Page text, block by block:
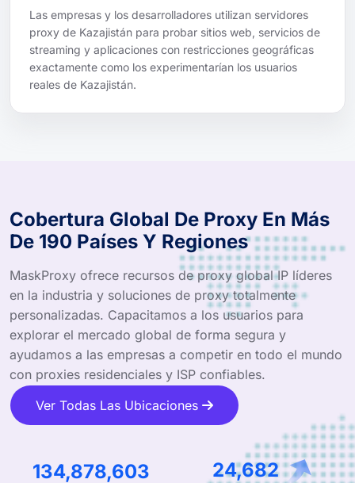
Las empresas y los desarrolladores utilizan servidores
proxy de Kazajistán para probar sitios web, servicios de
streaming y aplicaciones con restricciones geográficas
exactamente como los experimentarían los usuarios
reales de Kazajistán.
Cobertura Global De Proxy En Más
De 190 Países Y Regiones
MaskProxy ofrece recursos de proxy global IP líderes
en la industria y soluciones de proxy totalmente
personalizadas. Capacitamos a los usuarios para
explorar el mercado global de forma segura y
ayudamos a las empresas a competir en todo el mundo
con proxies residenciales y ISP confiables.
Ver Todas Las Ubicaciones
227,396,490 41,937